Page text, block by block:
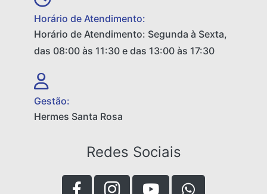
Horário de Atendimento:
Horário de Atendimento: Segunda à Sexta,
das 08:00 às 11:30 e das 13:00 às 17:30
Gestão:
Hermes Santa Rosa
Redes Sociais